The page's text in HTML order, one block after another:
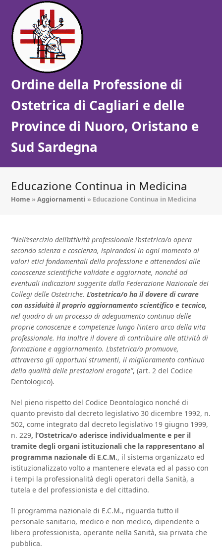
Ordine della Professione di
Ostetrica di Cagliari e delle
Province di Nuoro, Oristano e
Sud Sardegna
Educazione Continua in Medicina
Home »Aggiornamenti » Educazione Continua in Medicina
“Nell’esercizio dell’attività professionale l’ostetrica/o opera
secondo scienza e coscienza, ispirandosi in ogni momento ai
valori etici fondamentali della professione e attenendosi alle
conoscenze scientifiche validate e aggiornate, nonché ad
eventuali indicazioni suggerite dalla Federazione Nazionale dei
Collegi delle Ostetriche. L’ostetrica/o ha il dovere di curare
con assiduità il proprio aggiornamento scientifico e tecnico,
nel quadro di un processo di adeguamento continuo delle
proprie conoscenze e competenze lungo l’intero arco della vita
professionale. Ha inoltre il dovere di contribuire alle attività di
formazione e aggiornamento. L’ostetrica/o promuove,
attraverso gli opportuni strumenti, il miglioramento continuo
della qualità delle prestazioni erogate”, (art. 2 del Codice
Dentologico).
Nel pieno rispetto del Codice Deontologico nonché di
quanto previsto dal decreto legislativo 30 dicembre 1992, n.
502, come integrato dal decreto legislativo 19 giugno 1999,
n. 229, l’Ostetrica/o aderisce individualmente e per il
tramite degli organi istituzionali che la rappresentano al
programma nazionale di E.C.M., il sistema organizzato ed
istituzionalizzato volto a mantenere elevata ed al passo con
i tempi la professionalità degli operatori della Sanità, a
tutela e del professionista e del cittadino.
Il programma nazionale di E.C.M., riguarda tutto il
personale sanitario, medico e non medico, dipendente o
libero professionista, operante nella Sanità, sia privata che
pubblica.